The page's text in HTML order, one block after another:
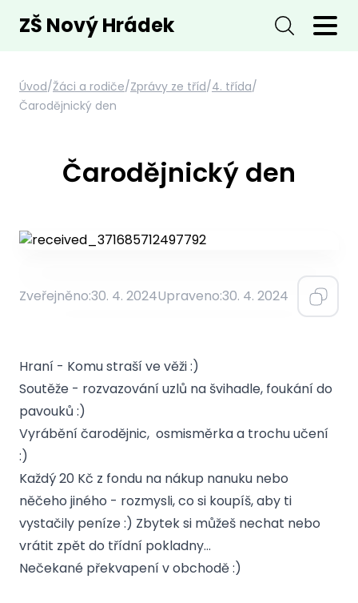
ZŠ Nový Hrádek
Úvod/Žáci a rodiče/Zprávy ze tříd/4. třída/
Čarodějnický den
Čarodějnický den
Zveřejněno:30. 4. 2024Upraveno:30. 4. 2024
Hraní - Komu straší ve věži :)
Soutěže - rozvazování uzlů na švihadle, foukání do
pavouků :)
Vyrábění čarodějnic, osmisměrka a trochu učení
:)
Každý 20 Kč z fondu na nákup nanuku nebo
něčeho jiného - rozmysli, co si koupíš, aby ti
vystačily peníze :) Zbytek si můžeš nechat nebo
vrátit zpět do třídní pokladny…
Nečekané překvapení v obchodě :)